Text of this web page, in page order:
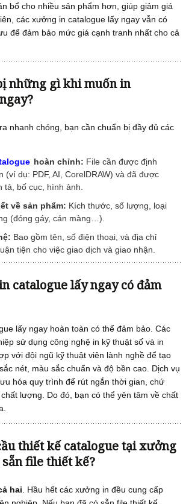
bổ cho nhiều sản phẩm hơn, giúp giảm giá
các xưởng in catalogue lấy ngay vẫn có
để đảm bảo mức giá cạnh tranh nhất cho cả
những gì khi muốn in
nhanh chóng, bạn cần chuẩn bị đầy đủ các
hoàn chỉnh: File cần được định
(ví dụ: PDF, AI, CorelDRAW) và đã được
tả, bố cục, hình ảnh.
về sản phẩm: Kích thước, số lượng, loại
(đóng gáy, cán màng…).
Bao gồm tên, số điện thoại, và địa chỉ
tiện cho việc giao dịch và giao nhận.
catalogue lấy ngay có đảm
lấy ngay hoàn toàn có thể đảm bảo. Các
sử dụng công nghệ in kỹ thuật số và in
với đội ngũ kỹ thuật viên lành nghề để tạo
nét, màu sắc chuẩn và độ bền cao. Dịch vụ
hóa quy trình để rút ngắn thời gian, chứ
lượng. Do đó, bạn có thể yên tâm về chất
thiết kế catalogue tại xưởng
file thiết kế?
hai . Hầu hết các xưởng in đều cung cấp